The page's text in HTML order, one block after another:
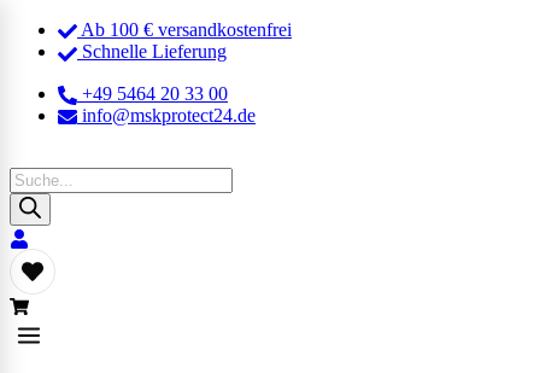
Ab 100 € versandkostenfrei
Schnelle Lieferung
+49 5464 20 33 00
info@mskprotect24.de
Products
search